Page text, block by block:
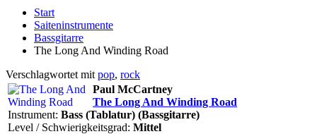
Start
Saiteninstrumente
Bassgitarre
The Long And Winding Road
Verschlagwortet mit pop, rock
Paul McCartney
The Long And Winding Road
Instrument: Bass (Tablatur) (Bassgitarre)
Level / Schwierigkeitsgrad: Mittel